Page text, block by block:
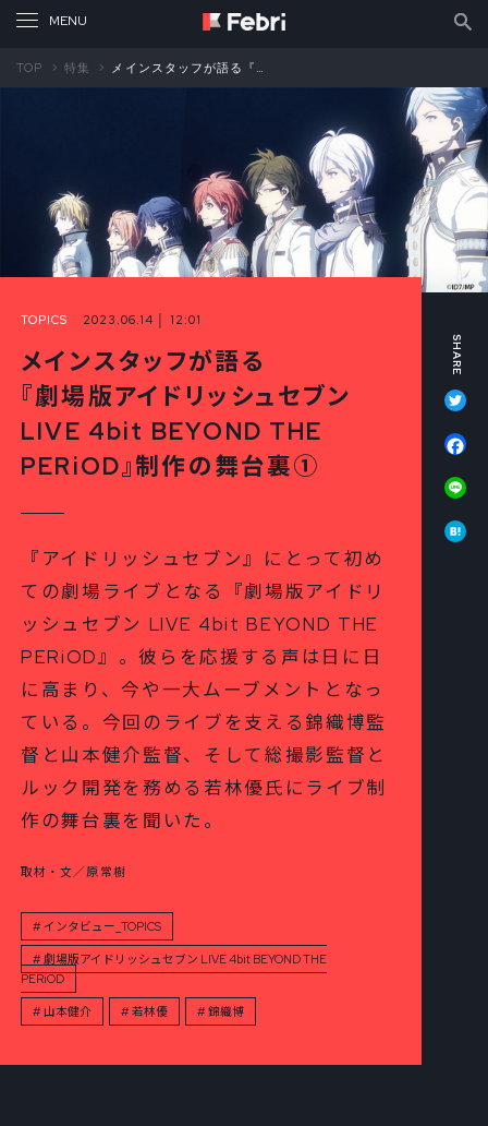
TOP 特集 メインスタッフが語る『劇場版アイドリッシュセブン LIVE 4bit BEYOND THE PERiOD』制作の舞台裏①
TOPICS 2023.06.14 │ 12:01
メインスタッフが語る
『劇場版アイドリッシュセブン
LIVE 4bit BEYOND THE
PERiOD』制作の舞台裏①
『アイドリッシュセブン』にとって初め
ての劇場ライブとなる『劇場版アイドリ
ッシュセブン LIVE 4bit BEYOND THE
PERiOD』。彼らを応援する声は日に日
に高まり、今や一大ムーブメントとなっ
ている。今回のライブを支える錦織博監
督と山本健介監督、そして総撮影監督と
ルック開発を務める若林優氏にライブ制
作の舞台裏を聞いた。
取材・文／原常樹
インタビュー_TOPICS
劇場版アイドリッシュセブン LIVE 4bit BEYOND THE
PERiOD
山本健介 若林優 錦織博